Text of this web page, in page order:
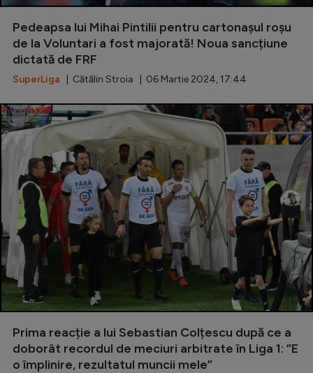
Pedeapsa lui Mihai Pintilii pentru cartonașul roșu
de la Voluntari a fost majorată! Noua sancțiune
dictată de FRF
SuperLiga | Cătălin Stroia | 06 Martie 2024, 17:44
Prima reacție a lui Sebastian Colțescu după ce a
doborât recordul de meciuri arbitrate în Liga 1: ”E
o împlinire, rezultatul muncii mele”